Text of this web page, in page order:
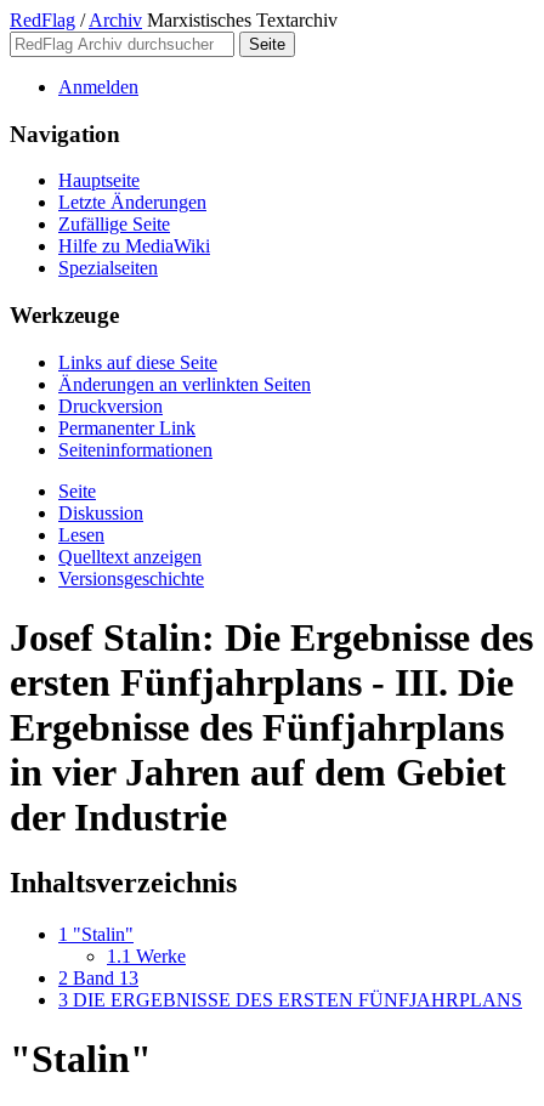
RedFlag / Archiv Marxistisches Textarchiv
Anmelden
Navigation
Hauptseite
Letzte Änderungen
Zufällige Seite
Hilfe zu MediaWiki
Spezialseiten
Werkzeuge
Links auf diese Seite
Änderungen an verlinkten Seiten
Druckversion
Permanenter Link
Seiten­­informationen
Seite
Diskussion
Lesen
Quelltext anzeigen
Versionsgeschichte
Josef Stalin: Die Ergebnisse des
ersten Fünfjahrplans - III. Die
Ergebnisse des Fünfjahrplans
in vier Jahren auf dem Gebiet
der Industrie
Inhaltsverzeichnis
1 "Stalin"
1.1 Werke
2 Band 13
3 DIE ERGEBNISSE DES ERSTEN FÜNFJAHRPLANS
"Stalin"